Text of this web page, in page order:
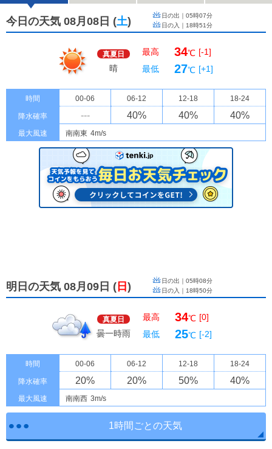
今日の天気 08月08日 (土) 日の出｜ 05時07分
日の入｜ 18時51分
真夏日
晴
最高 34℃ [-1]
最低
27℃ [+1]
時間 00-06 06-12 12-18 18-24
降水確率 --- 40% 40% 40%
最大風速 南南東 4m/s
明日の天気 08月09日 ( 日 ) 日の出｜ 05時08分
日の入｜ 18時50分
真夏日
曇一時雨
最高 34℃ [0]
最低
25℃ [-2]
時間 00-06 06-12 12-18 18-24
降水確率 20% 20% 50% 40%
最大風速 南南西 3m/s
1時間ごとの天気